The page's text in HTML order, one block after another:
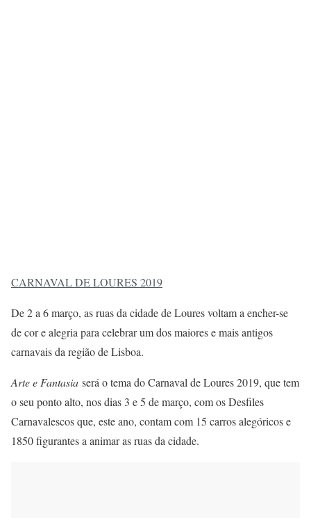
CARNAVAL DE LOURES 2019
De 2 a 6 março, as ruas da cidade de Loures voltam a encher-se
de cor e alegria para celebrar um dos maiores e mais antigos
carnavais da região de Lisboa.
Arte e Fantasia será o tema do Carnaval de Loures 2019, que tem
o seu ponto alto, nos dias 3 e 5 de março, com os Desfiles
Carnavalescos que, este ano, contam com 15 carros alegóricos e
1850 figurantes a animar as ruas da cidade.